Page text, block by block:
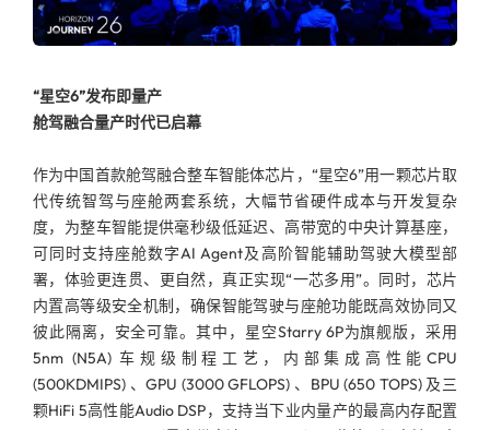
“星空6”发布即量产
舱驾融合量产时代已启幕
作为中国首款舱驾融合整车智能体芯片，“星空6”用一颗芯片取
代传统智驾与座舱两套系统，大幅节省硬件成本与开发复杂
度，为整车智能提供毫秒级低延迟、高带宽的中央计算基座，
可同时支持座舱数字AI Agent及高阶智能辅助驾驶大模型部
署，体验更连贯、更自然，真正实现“一芯多用”。同时，芯片
内置高等级安全机制，确保智能驾驶与座舱功能既高效协同又
彼此隔离，安全可靠。其中，星空Starry 6P为旗舰版，采用
5nm (N5A) 车规级制程工艺，内部集成高性能CPU
(500KDMIPS) 、GPU (3000 GFLOPS) 、BPU (650 TOPS) 及三
颗HiFi 5高性能Audio DSP，支持当下业内量产的最高内存配置